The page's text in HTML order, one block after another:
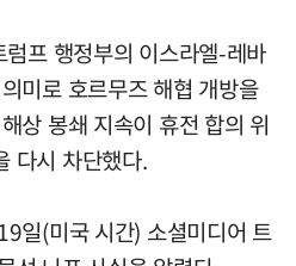
프 행정부의 이스라엘-레바
미로 호르무즈 해협 개방을
상 봉쇄 지속이 휴전 합의 위
다시 차단했다.
일(미국 시간) 소셜미디어 트